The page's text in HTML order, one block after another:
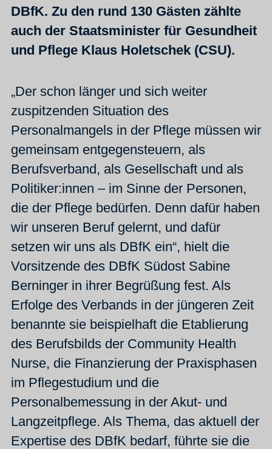
DBfK. Zu den rund 130 Gästen zählte
auch der Staatsminister für Gesundheit
und Pflege Klaus Holetschek (CSU).
„Der schon länger und sich weiter
zuspitzenden Situation des
Personalmangels in der Pflege müssen wir
gemeinsam entgegensteuern, als
Berufsverband, als Gesellschaft und als
Politiker:innen – im Sinne der Personen,
die der Pflege bedürfen. Denn dafür haben
wir unseren Beruf gelernt, und dafür
setzen wir uns als DBfK ein“, hielt die
Vorsitzende des DBfK Südost Sabine
Berninger in ihrer Begrüßung fest. Als
Erfolge des Verbands in der jüngeren Zeit
benannte sie beispielhaft die Etablierung
des Berufsbilds der Community Health
Nurse, die Finanzierung der Praxisphasen
im Pflegestudium und die
Personalbemessung in der Akut- und
Langzeitpflege. Als Thema, das aktuell der
Expertise des DBfK bedarf, führte sie die